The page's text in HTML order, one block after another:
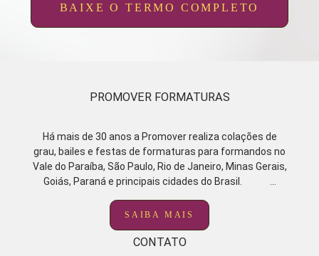
BAIXE O TERMO COMPLETO
PROMOVER FORMATURAS
Há mais de 30 anos a Promover realiza colações de
grau, bailes e festas de formaturas para formandos no
Vale do Paraíba, São Paulo, Rio de Janeiro, Minas Gerais,
Goiás, Paraná e principais cidades do Brasil. ...
SAIBA MAIS
CONTATO